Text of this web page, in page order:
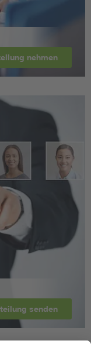
nehmen
senden